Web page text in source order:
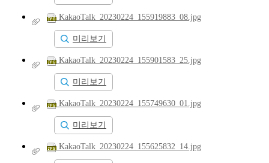
KakaoTalk_20230224_155919883_08.jpg
미리보기
KakaoTalk_20230224_155901583_25.jpg
미리보기
KakaoTalk_20230224_155749630_01.jpg
미리보기
KakaoTalk_20230224_155625832_14.jpg